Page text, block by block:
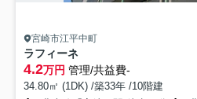
宮崎市江平中町
ラフィーネ
4.2万円 管理/共益費-
34.80㎡ (1DK) /築33年 /10階建